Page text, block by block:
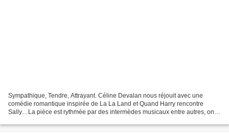
Sympathique, Tendre, Attrayant. Céline Devalan nous réjouit avec une
comédie romantique inspirée de La La Land et Quand Harry rencontre
Sally…La pièce est rythmée par des intermèdes musicaux entre autres, on